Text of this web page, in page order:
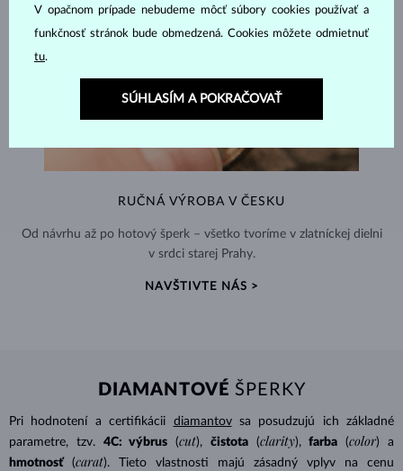
RUČNÁ VÝROBA V ČESKU
Od návrhu až po hotový šperk – všetko tvoríme v zlatníckej dielni
v srdci starej Prahy.
NAVŠTIVTE NÁS >
DIAMANTOVÉ ŠPERKY
Pri hodnotení a certifikácii diamantovsa posudzujú ich základné
parametre, tzv.
4C: výbrus (cut), čistota (clarity), farba (color) a
hmotnosť
(carat). Tieto vlastnosti majú zásadný vplyv na cenu
V opačnom prípade nebudeme môcť súbory cookies používať a
funkčnosť stránok bude obmedzená. Cookies môžete odmietnuť
tu.
SÚHLASÍM A POKRAČOVAŤ